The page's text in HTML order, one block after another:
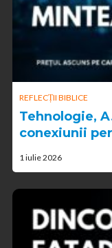
REFLECȚII BIBLICE
Tehnologie,
conexiunii
1 iulie 2026